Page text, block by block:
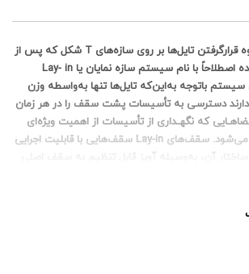
این سیستم به دلیل نحوه قرارگرفتن تایل ها بر روی سازه های T شکل که پس از
اجرا سقف قابل رویت بوده اصطلاحاً با نام سیستم سازه نمایان یا Lay- in
باتوجه به این که تایل ها تنها به واسطه وزن
دارند دسترسی به تأسیسات پشت سقف را در هر زمان
که نگهـداری از تأسیسات از اهمیت ویژه ای
برخوردار است، پیشنهاد می شود. سقف های Lay-in سقف هایی با قابلیت اجرایی
آن، به وسیله آویز قابل تنظیم به سقف اصلی